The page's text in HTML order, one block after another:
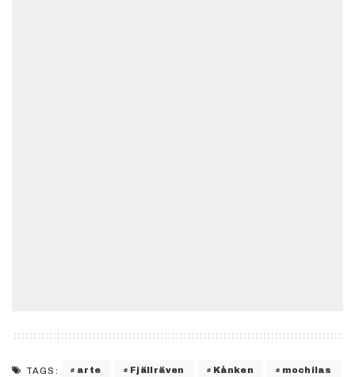
TAGS: arte Fjällräven Kånken mochilas